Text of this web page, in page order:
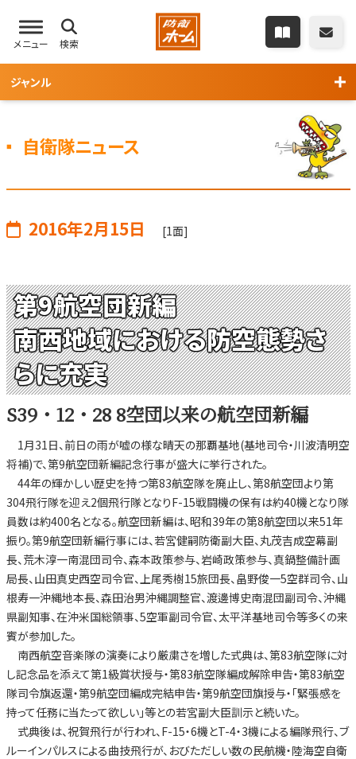
メニュー 検索
ジャンル
自衛隊ニュース
2016年2月15日 [1面]
第9航空団新編
南西地域における防空態勢さ
らに充実
S39・12・28 8空団以来の航空団新編
1月31日、前日の雨が嘘の様な晴天の那覇基地(基地司令・川波清明空
将補)で、第9航空団新編記念行事が盛大に挙行された。
44年の輝かしい歴史を持つ第83航空隊を廃止し、第8航空団より第
304飛行隊を迎え2個飛行隊となりF-15戦闘機の保有は約40機となり隊
員数は約400名となる。航空団新編は、昭和39年の第8航空団以来51年
振り。第9航空団新編行事には、若宮健嗣防衛副大臣、丸茂吉成空幕副
長、荒木淳一南混団司令、森本政策参与、岩崎政策参与、真鍋整備計画
局長、山田真史西空司令官、上尾秀樹15旅団長、畠野俊一5空群司令、山
根寿一沖縄地本長、森田治男沖縄調整官、渡邊博史南混団副司令、沖縄
県副知事、在沖米国総領事、5空軍副司令官、太平洋基地司令等多くの来
賓が参加した。
南西航空音楽隊の演奏により厳粛さを増した式典は、第83航空隊に対
し記念品を添えて第1級賞状授与・第83航空隊編成解除申告・第83航空
隊司令旗返還・第9航空団編成完結申告・第9航空団旗授与・「緊張感を
持って任務に当たって欲しい」等との若宮副大臣訓示と続いた。
式典後は、祝賀飛行が行われ、F-15・6機とT-4・3機による編隊飛行、ブ
ルーインパルスによる曲技飛行が、おびただしい数の民航機・陸海空自衛